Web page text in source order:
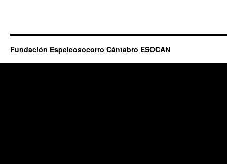
Fundación Espeleosocorro Cántabro ESOCAN